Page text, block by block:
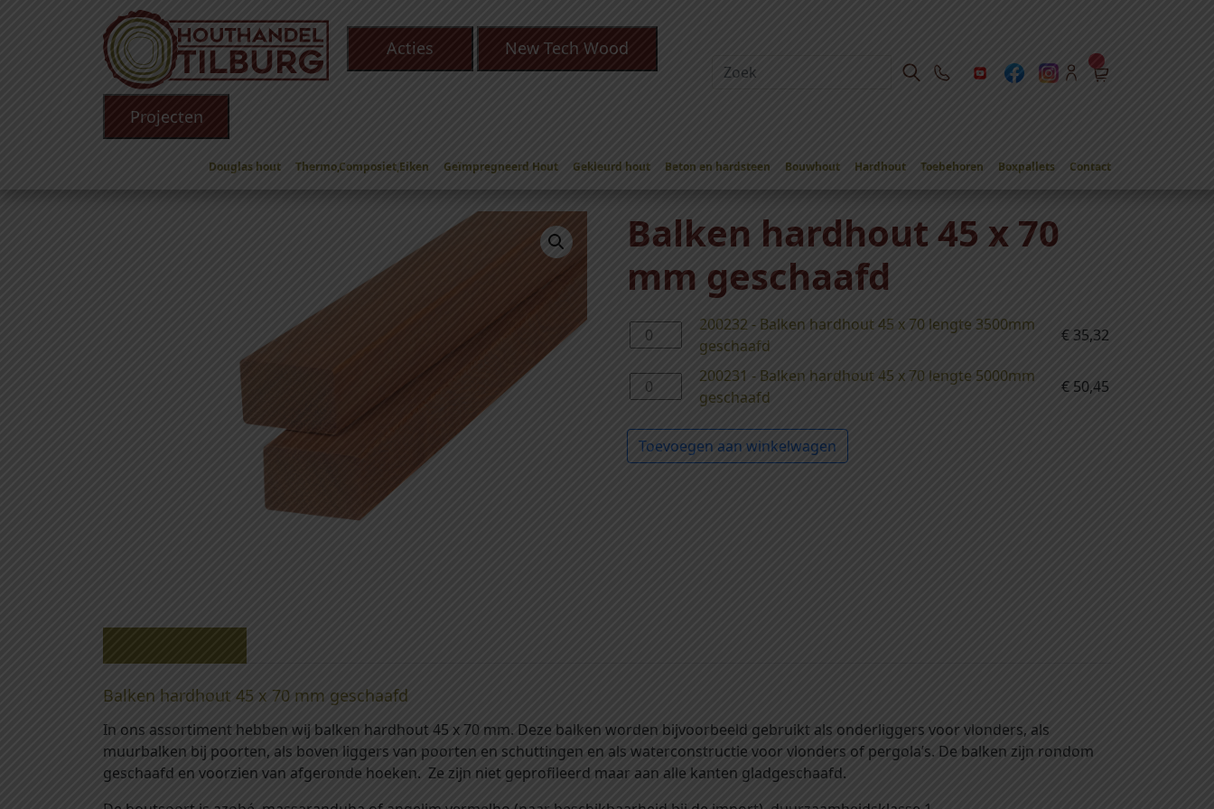
Acties New Tech Wood
Projecten
Douglas hout Thermo,Composiet,Eiken Geïmpregneerd Hout Gekleurd hout Beton en hardsteen Bouwhout Hardhout Toebehoren Boxpallets Contact
Hardhout/Hardhouten balken/ Balken hardhout 45 x 70 mm geschaafd
Balken hardhout 45 x 70
mm geschaafd
0
0
2
-
200232 - Balken hardhout 45 x 70 lengte 3500mm
geschaafd
€ 35,32
0
0
3
d
h
o
200231 - Balken hardhout 45 x 70 lengte 5000mm
geschaafd
€ 50,45
Toevoegen aan winkelwagen
Balken hardhout 45 x 70 mm geschaafd
In ons assortiment hebben wij balken hardhout 45 x 70 mm. Deze balken worden bijvoorbeeld gebruikt als onderliggers voor vlonders, als
muurbalken bij poorten, als boven liggers van poorten en schuttingen en als waterconstructie voor vlonders of pergola’s. De balken zijn rondom
geschaafd en voorzien van afgeronde hoeken. Ze zijn niet geprofileerd maar aan alle kanten gladgeschaafd.